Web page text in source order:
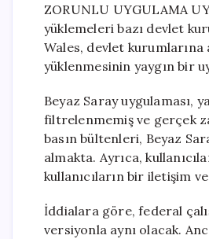
ZORUNLU UYGULAMA
yüklemeleri bazı devlet
Wales, devlet
yüklenmesinin yaygın bir
Beyaz Saray uygulaması,
filtrelenmemiş ve gerçek
basın bültenleri, Beyaz
almakta. Ayrıca,
kullanıcıların bir iletişim
İddialara göre, federal
versiyonla aynı olacak.